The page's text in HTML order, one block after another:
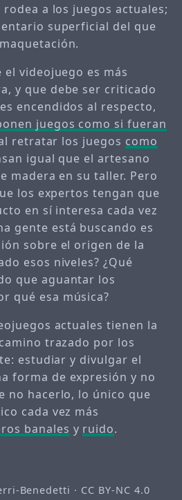
a los juegos actuales;
superficial del que
videojuego es más
y que debe ser criticado
encendidos al respecto,
juegos como si fueran
retratar los juegos como
igual que el artesano
madera en su taller. Pero
los expertos tengan que
en sí interesa cada vez
gente está buscando es
sobre el origen de la
esos niveles? ¿Qué
que aguantar los
qué esa música?
actuales tienen la
trazado por los
estudiar y divulgar el
forma de expresión y no
no hacerlo, lo único que
cada vez más
banales y ruido.
Benedetti · CC BY-NC 4.0